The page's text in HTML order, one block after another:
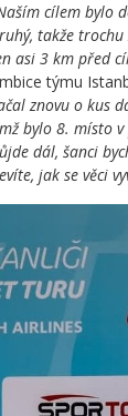
cílem bylo
takže
asi 3 km před
týmu
znovu o kus
bylo 8. místo
dál, šanci
jak se věci